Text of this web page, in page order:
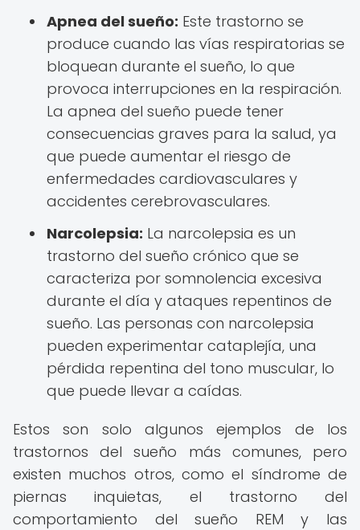
Apnea del sueño: Este trastorno se
produce cuando las vías respiratorias se
bloquean durante el sueño, lo que
provoca interrupciones en la respiración.
La apnea del sueño puede tener
consecuencias graves para la salud, ya
que puede aumentar el riesgo de
enfermedades cardiovasculares y
accidentes cerebrovasculares.
Narcolepsia: La narcolepsia es un
trastorno del sueño crónico que se
caracteriza por somnolencia excesiva
durante el día y ataques repentinos de
sueño. Las personas con narcolepsia
pueden experimentar cataplejía, una
pérdida repentina del tono muscular, lo
que puede llevar a caídas.
Estos son solo algunos ejemplos de los
trastornos del sueño más comunes, pero
existen muchos otros, como el síndrome de
piernas inquietas, el trastorno del
comportamiento del sueño REM y las